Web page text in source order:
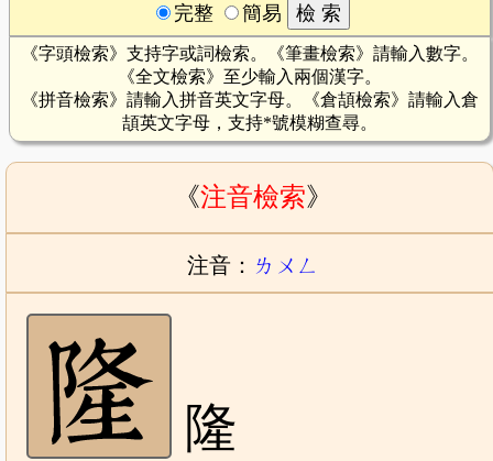
完整
簡易
《字頭檢索》支持字或詞檢索。《筆畫檢索》請輸入數字。
《全文檢索》至少輸入兩個漢字。
《拼音檢索》請輸入拼音英文字母。《倉頡檢索》請輸入倉
頡英文字母，支持*號模糊查尋。
《注音檢索》
注音： ㄌㄨㄥ
隆